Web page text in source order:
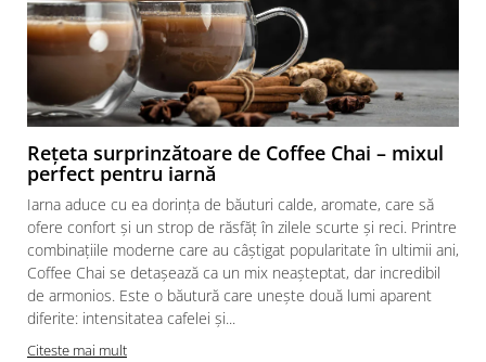
Rețeta surprinzătoare de Coffee Chai – mixul
perfect pentru iarnă
Iarna aduce cu ea dorința de băuturi calde, aromate, care să
ofere confort și un strop de răsfăț în zilele scurte și reci. Printre
combinațiile moderne care au câștigat popularitate în ultimii ani,
Coffee Chai se detașează ca un mix neașteptat, dar incredibil
de armonios. Este o băutură care unește două lumi aparent
diferite: intensitatea cafelei și...
Citeste mai mult